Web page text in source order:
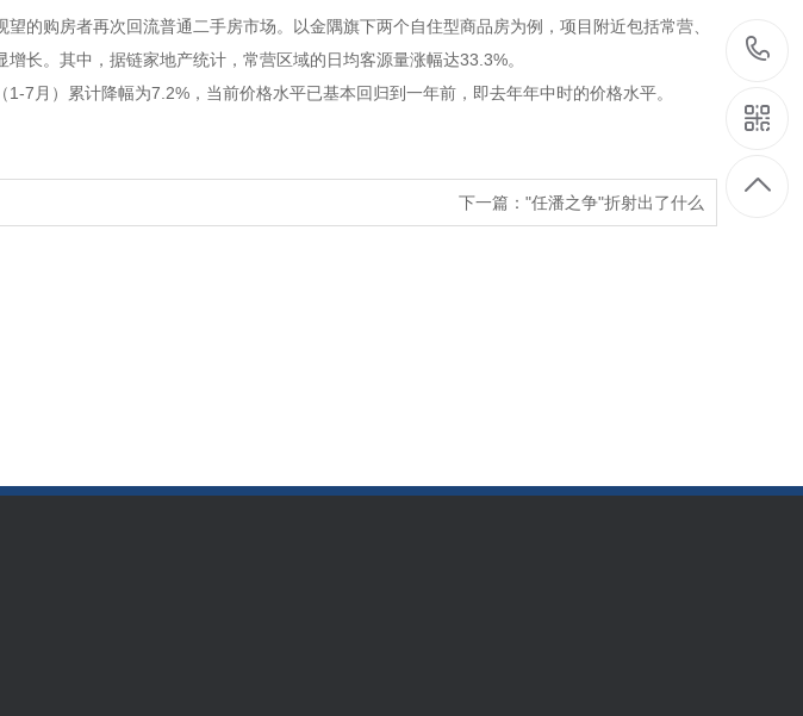
的购房者再次回流普通二手房市场。以金隅旗下两个自住型商品房为例，项目附近包括常营、
长。其中，据链家地产统计，常营区域的日均客源量涨幅达33.3%。
7月）累计降幅为7.2%，当前价格水平已基本回归到一年前，即去年年中时的价格水平。
下一篇： "任潘之争"折射出了什么